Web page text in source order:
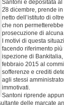
Santoni e depositata
28 dicembre, prende
netto dell’istituto di
che non
prosecuzione di
I motivi di questa
facendo riferimento
ispezione di
febbraio 2015 al
sofferenze e crediti
agli stessi
immotivati.
Santoni riprende
delle marcate